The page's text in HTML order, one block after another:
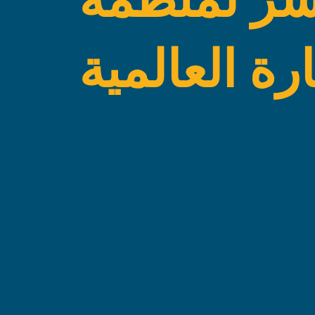
العالمية